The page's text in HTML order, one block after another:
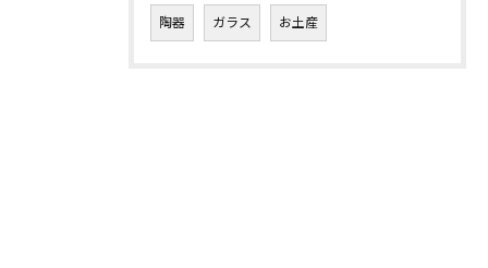
陶器 ガラス お土産